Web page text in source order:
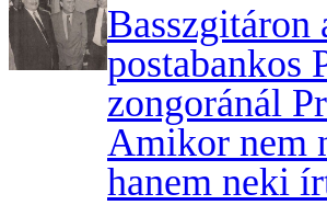
Basszgitáron
postabankos
zongoránál
Amikor nem
hanem neki